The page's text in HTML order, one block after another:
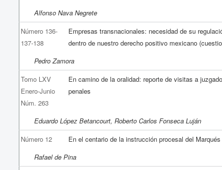
Alfonso Nava Negrete
Número 136-
137-138
Empresas transnacionales: necesidad de su
dentro de nuestro derecho positivo mexicano
Pedro Zamora
Tomo LXV
Enero-Junio
Núm. 263
En camino de la oralidad: reporte de visitas a
penales
Eduardo López Betancourt, Roberto Carlos Fonseca Luján
Número 12
En el centario de la instrucción procesal del
Rafael de Pina